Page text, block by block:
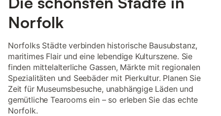
Norfolk
Norfolks Städte verbinden historische Bausubstanz,
maritimes Flair und eine lebendige Kulturszene. Sie
finden mittelalterliche Gassen, Märkte mit regionalen
Spezialitäten und Seebäder mit Pierkultur. Planen Sie
Zeit für Museumsbesuche, unabhängige Läden und
gemütliche Tearooms ein – so erleben Sie das echte
Norfolk.